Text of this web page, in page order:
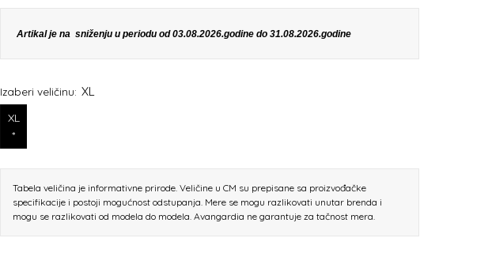
Artikal je na sniženju u periodu od 03.08.2026.godine do 31.08.2026.godine
Izaberi veličinu: XL
XL
*
Tabela veličina je informativne prirode. Veličine u CM su prepisane sa proizvođačke
specifikacije i postoji mogućnost odstupanja. Mere se mogu razlikovati unutar brenda i
mogu se razlikovati od modela do modela. Avangardia ne garantuje za tačnost mera.